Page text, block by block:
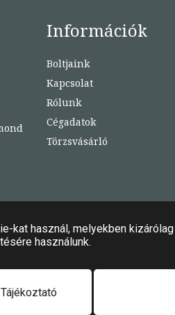
Információk
Boltjaink
Kapcsolat
Rólunk
Cégadatok
Törzsvásárló
Minden jog fenntartva!